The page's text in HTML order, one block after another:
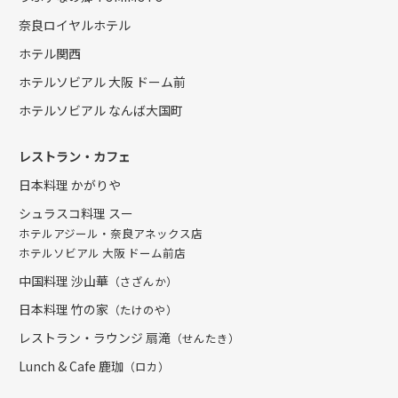
奈良ロイヤルホテル
ホテル関西
ホテルソビアル 大阪 ドーム前
ホテルソビアル なんば大国町
レストラン・カフェ
日本料理 かがりや
シュラスコ料理 スー
ホテルアジール・奈良アネックス店
ホテルソビアル 大阪 ドーム前店
中国料理 沙山華（さざんか）
日本料理 竹の家 （たけのや）
レストラン・ラウンジ 扇滝（せんたき）
Lunch & Cafe 鹿珈（ロカ）